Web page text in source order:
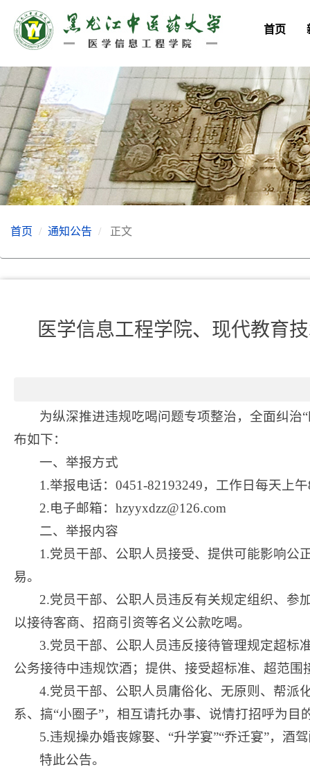
首页
首页 通知公告 正文
医学信息工程学院、现代教育
为纵深推进违规吃喝问题专项整治，全面纠
布如下：
一、举报方式
1.举报电话：0451-82193249，工作日每天上
2.电子邮箱：hzyyxdzz@126.com
二、举报内容
1.党员干部、公职人员接受、提供可能影响公
易。
2.党员干部、公职人员违反有关规定组织、参
以接待客商、招商引资等名义公款吃喝。
3.党员干部、公职人员违反接待管理规定超标
公务接待中违规饮酒；提供、接受超标准、超范
4.党员干部、公职人员庸俗化、无原则、帮派
系、搞“小圈子”，相互请托办事、说情打招呼为
5.违规操办婚丧嫁娶、“升学宴”“乔迁宴”，酒
特此公告。